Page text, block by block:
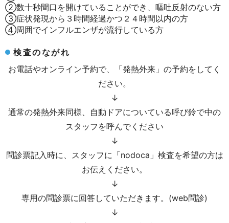
②数十秒間口を開けていることができ、嘔吐反射のない方
③症状発現から３時間経過かつ２４時間以内の方
④周囲でインフルエンザが流行している方
検査のながれ
お電話やオンライン予約で、「発熱外来」の予約をしてく
ださい。
↓
通常の発熱外来同様、自動ドアについている呼び鈴で中の
スタッフを呼んでください
↓
問診票記入時に、スタッフに「nodoca 」検査を希望の方は
お伝えください。
↓
専用の問診票に回答していただきます。 (web問診)
↓